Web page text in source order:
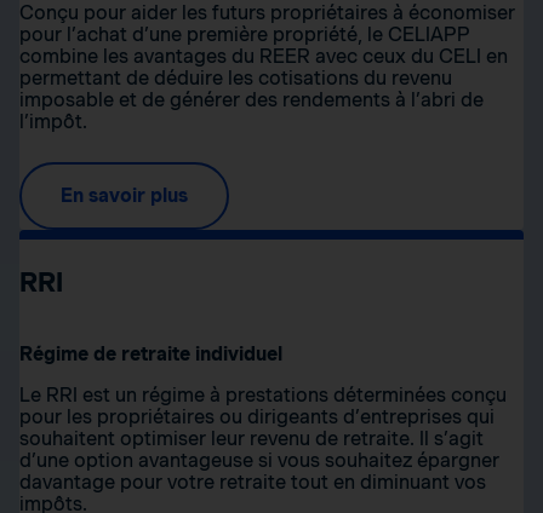
Conçu pour aider les futurs propriétaires à économiser
pour l’achat d’une première propriété, le CELIAPP
combine les avantages du REER avec ceux du CELI en
permettant de déduire les cotisations du revenu
imposable et de générer des rendements à l’abri de
l’impôt.
En savoir plus
RRI
Régime de retraite individuel
Le RRI est un régime à prestations déterminées conçu
pour les propriétaires ou dirigeants d’entreprises qui
souhaitent optimiser leur revenu de retraite. Il s’agit
d’une option avantageuse si vous souhaitez épargner
davantage pour votre retraite tout en diminuant vos
impôts.